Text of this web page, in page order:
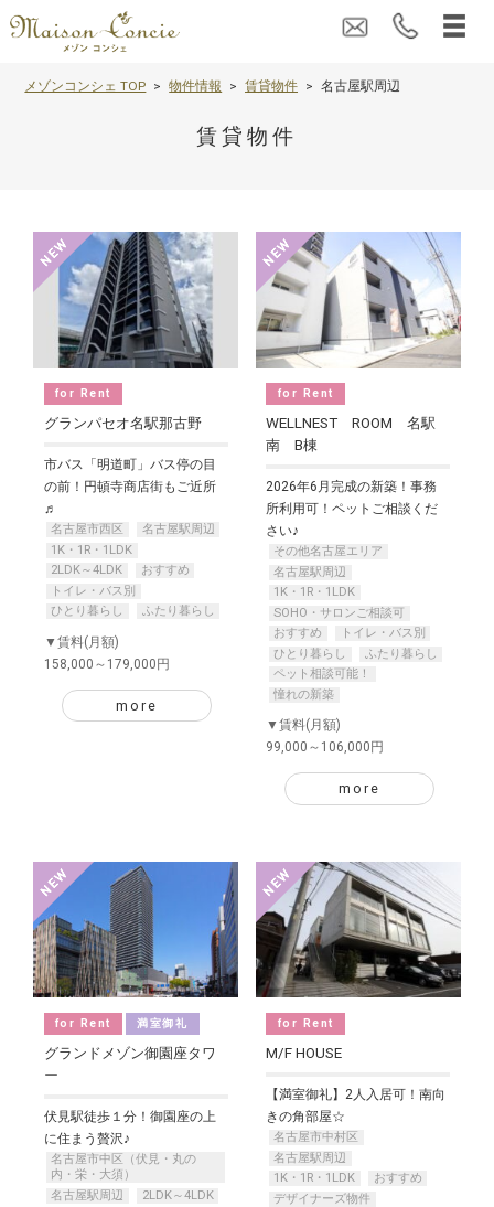
メゾンコンシェ TOP 物件情報 賃貸物件 名古屋駅周辺
賃貸物件
for Rent
グランパセオ名駅那古野
市バス「明道町」バス停の目
の前！円頓寺商店街もご近所
♬
名古屋市西区
名古屋駅周辺
1K・1R・1LDK
2LDK～4LDK
おすすめ
トイレ・バス別
ひとり暮らし
ふたり暮らし
▼賃料(月額)
158,000～179,000円
more
for Rent
WELLNEST ROOM 名駅
南 B棟
2026年6月完成の新築！事務
所利用可！ペットご相談くだ
さい♪
その他名古屋エリア
名古屋駅周辺
1K・1R・1LDK
SOHO・サロンご相談可
おすすめ
トイレ・バス別
ひとり暮らし
ふたり暮らし
ペット相談可能！
憧れの新築
▼賃料(月額)
99,000～106,000円
more
for Rent 満室御礼
グランドメゾン御園座タワ
ー
伏見駅徒歩１分！御園座の上
に住まう贅沢♪
名古屋市中区（伏見・丸の
内・栄・大須）
名古屋駅周辺
2LDK～4LDK
for Rent
M/F HOUSE
【満室御礼】2人入居可！南向
きの角部屋☆
名古屋市中村区
名古屋駅周辺
1K・1R・1LDK
おすすめ
デザイナーズ物件